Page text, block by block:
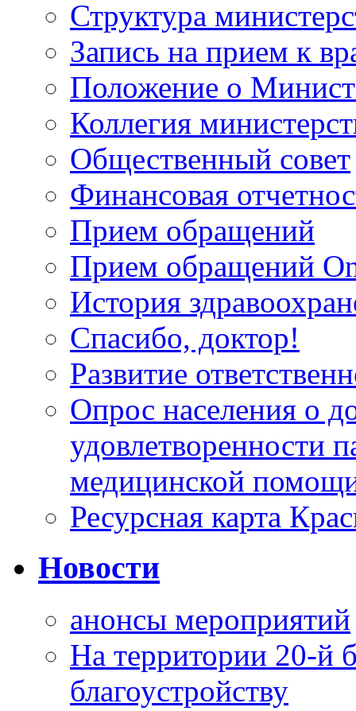
Структура
Запись на прием к
Положение о
Коллегия
Общественный совет
Финансовая
Прием обращений
Прием обращений
История
Спасибо, доктор!
Развитие
Опрос населения о
удовлетворенности
медицинской
Ресурсная карта
Новости
анонсы мероприятий
На территории 20-й
благоустройству